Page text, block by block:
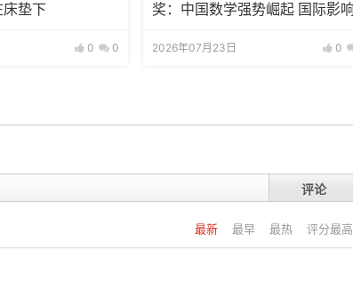
床垫下
0 0
奖：中国数学强势崛起 国际影
2026年07月23日 0
评论
最新 最早 最热 评分最高